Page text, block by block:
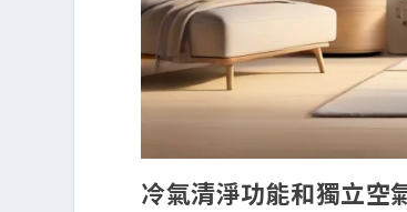
冷氣清淨功能和獨立空